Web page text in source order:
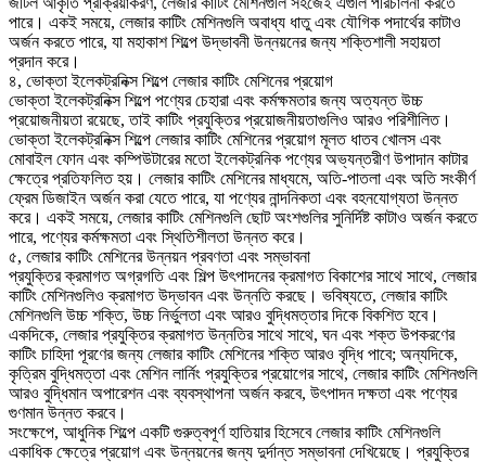
পারে। একই সময়ে, লেজার কাটিং মেশিনগুলি অবাধ্য ধাতু এবং যৌগিক পদার্থের কাটাও
অর্জন করতে পারে, যা মহাকাশ শিল্পে উদ্ভাবনী উন্নয়নের জন্য শক্তিশালী সহায়তা
প্রদান করে।
৪, ভোক্তা ইলেকট্রনিক্স শিল্পে লেজার কাটিং মেশিনের প্রয়োগ
ভোক্তা ইলেকট্রনিক্স শিল্পে পণ্যের চেহারা এবং কর্মক্ষমতার জন্য অত্যন্ত উচ্চ
প্রয়োজনীয়তা রয়েছে, তাই কাটিং প্রযুক্তির প্রয়োজনীয়তাগুলিও আরও পরিশীলিত।
ভোক্তা ইলেকট্রনিক্স শিল্পে লেজার কাটিং মেশিনের প্রয়োগ মূলত ধাতব খোলস এবং
মোবাইল ফোন এবং কম্পিউটারের মতো ইলেকট্রনিক পণ্যের অভ্যন্তরীণ উপাদান কাটার
ক্ষেত্রে প্রতিফলিত হয়। লেজার কাটিং মেশিনের মাধ্যমে, অতি-পাতলা এবং অতি সংকীর্ণ
ফ্রেম ডিজাইন অর্জন করা যেতে পারে, যা পণ্যের নান্দনিকতা এবং বহনযোগ্যতা উন্নত
করে। একই সময়ে, লেজার কাটিং মেশিনগুলি ছোট অংশগুলির সুনির্দিষ্ট কাটাও অর্জন করতে
পারে, পণ্যের কর্মক্ষমতা এবং স্থিতিশীলতা উন্নত করে।
৫, লেজার কাটিং মেশিনের উন্নয়ন প্রবণতা এবং সম্ভাবনা
প্রযুক্তির ক্রমাগত অগ্রগতি এবং শিল্প উৎপাদনের ক্রমাগত বিকাশের সাথে সাথে, লেজার
কাটিং মেশিনগুলিও ক্রমাগত উদ্ভাবন এবং উন্নতি করছে। ভবিষ্যতে, লেজার কাটিং
মেশিনগুলি উচ্চ শক্তি, উচ্চ নির্ভুলতা এবং আরও বুদ্ধিমত্তার দিকে বিকশিত হবে।
একদিকে, লেজার প্রযুক্তির ক্রমাগত উন্নতির সাথে সাথে, ঘন এবং শক্ত উপকরণের
কাটিং চাহিদা পূরণের জন্য লেজার কাটিং মেশিনের শক্তি আরও বৃদ্ধি পাবে; অন্যদিকে,
কৃত্রিম বুদ্ধিমত্তা এবং মেশিন লার্নিং প্রযুক্তির প্রয়োগের সাথে, লেজার কাটিং মেশিনগুলি
আরও বুদ্ধিমান অপারেশন এবং ব্যবস্থাপনা অর্জন করবে, উৎপাদন দক্ষতা এবং পণ্যের
গুণমান উন্নত করবে।
সংক্ষেপে, আধুনিক শিল্পে একটি গুরুত্বপূর্ণ হাতিয়ার হিসেবে লেজার কাটিং মেশিনগুলি
একাধিক ক্ষেত্রে প্রয়োগ এবং উন্নয়নের জন্য দুর্দান্ত সম্ভাবনা দেখিয়েছে। প্রযুক্তির